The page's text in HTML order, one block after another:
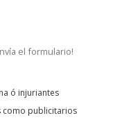
el formulario!
ó injuriantes
como publicitarios